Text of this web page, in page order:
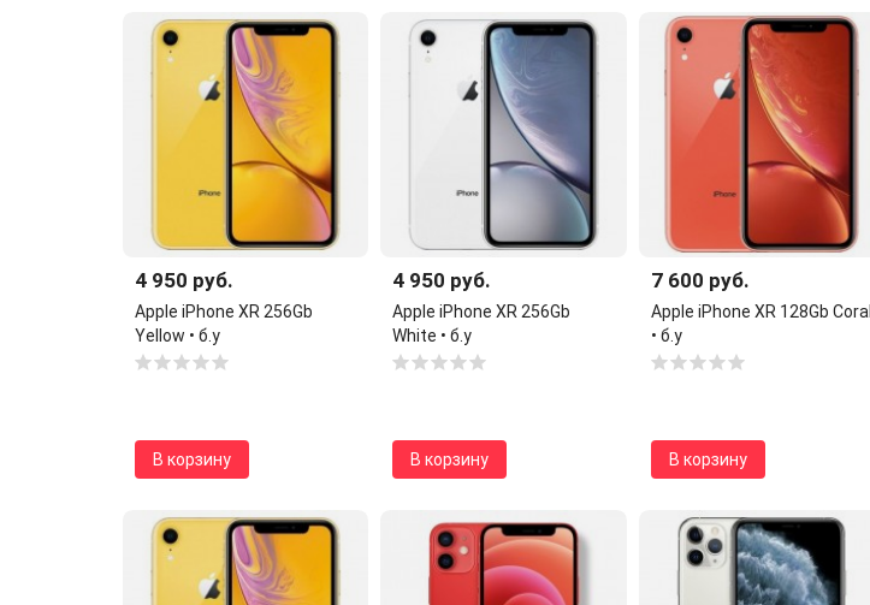
4 950 руб.
Apple iPhone XR 256Gb
Yellow • б.у
В корзину
4 950 руб.
Apple iPhone XR 256Gb
White • б.у
В корзину
7 600 руб.
Apple iPhone XR 128Gb Coral
• б.у
В корзину